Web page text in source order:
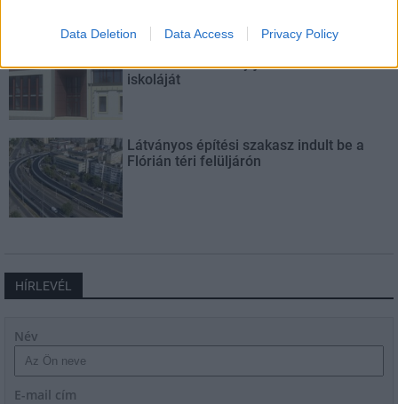
Data Deletion Data Access Privacy Policy
Hódmezővásárhely jó hírű református
iskoláját
Látványos építési szakasz indult be a
Flórián téri felüljárón
HÍRLEVÉL
Név
E-mail cím